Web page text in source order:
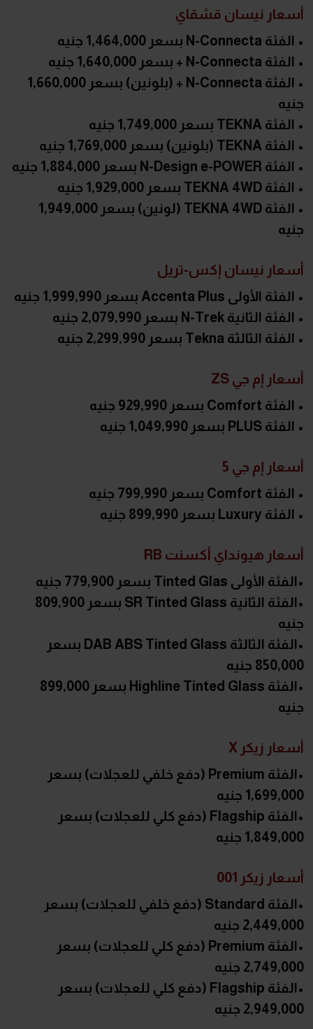
أسعار نيسان قشقاي
• الفئة N-Connecta بسعر 1,464,000 جنيه
• الفئة N-Connecta + بسعر 1,640,000 جنيه
• الفئة N-Connecta + (بلونين) بسعر 1,660,000
جنيه
• الفئة TEKNA بسعر 1,749,000 جنيه
• الفئة TEKNA (بلونين) بسعر 1,769,000 جنيه
• الفئة N-Design e-POWER بسعر 1,884,000 جنيه
• الفئة TEKNA 4WD بسعر 1,929,000 جنيه
• الفئة TEKNA 4WD (لونين) بسعر 1,949,000
جنيه
أسعار نيسان إكس-تريل
• الفئة الأولى Accenta Plus بسعر 1,999,990 جنيه
• الفئة الثانية N-Trek بسعر 2,079,990 جنيه
• الفئة الثالثة Tekna بسعر 2,299,990 جنيه
أسعار إم جي ZS
• الفئة Comfort بسعر 929,990 جنيه
• الفئة PLUS بسعر 1,049,990 جنيه
أسعار إم جي 5
• الفئة Comfort بسعر 799,990 جنيه
• الفئة Luxury بسعر 899,990 جنيه
أسعار هيونداي أكسنت RB
•الفئة الأولى Tinted Glas بسعر 779,900 جنيه
•الفئة الثانية SR Tinted Glass بسعر 809,900
جنيه
•الفئة الثالثة DAB ABS Tinted Glass بسعر
850,000 جنيه
•الفئة Highline Tinted Glass بسعر 899,000
جنيه
أسعار زيكر X
•الفئة Premium (دفع خلفي للعجلات) بسعر
1,699,000 جنيه
•الفئة Flagship (دفع كلي للعجلات) بسعر
1,849,000 جنيه
أسعار زيكر 001
•الفئة Standard (دفع خلفي للعجلات) بسعر
2,449,000 جنيه
•الفئة Premium (دفع كلي للعجلات) بسعر
2,749,000 جنيه
•الفئة Flagship (دفع كلي للعجلات) بسعر
2,949,000 جنيه